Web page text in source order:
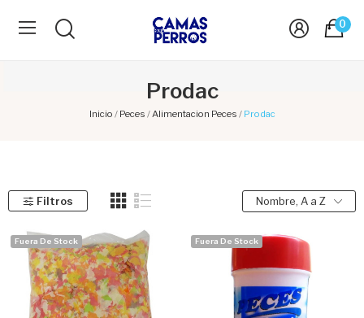
0
Prodac
Inicio Peces Alimentacion Peces Prodac
Filtros Nombre, A a Z
Fuera De Stock Fuera De Stock